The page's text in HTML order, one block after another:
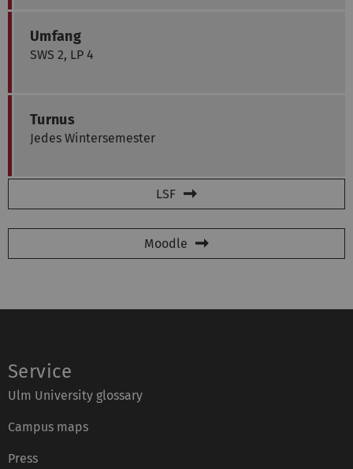
Umfang
SWS 2, LP 4
Turnus
Jedes Wintersemester
LSF
Moodle
Service
Ulm University glossary
Campus maps
Press